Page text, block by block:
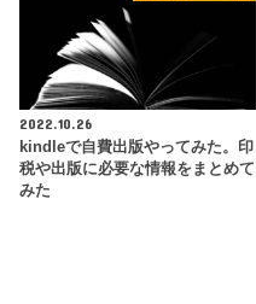
2022.10.26
kindleで自費出版やってみた。印
税や出版に必要な情報をまとめて
みた